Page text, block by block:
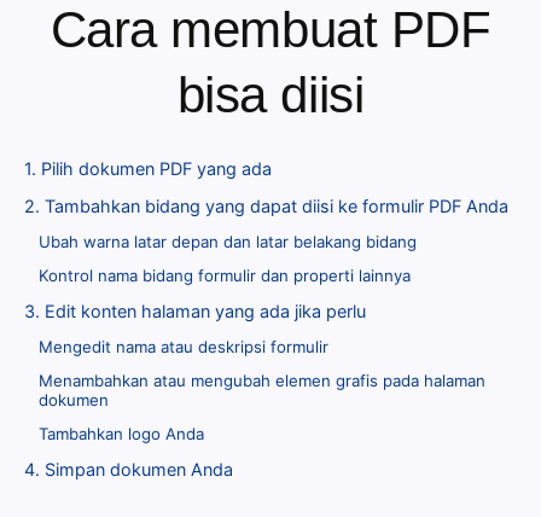
Cara membuat PDF
bisa diisi
1. Pilih dokumen PDF yang ada
2. Tambahkan bidang yang dapat diisi ke formulir PDF Anda
Ubah warna latar depan dan latar belakang bidang
Kontrol nama bidang formulir dan properti lainnya
3. Edit konten halaman yang ada jika perlu
Mengedit nama atau deskripsi formulir
Menambahkan atau mengubah elemen grafis pada halaman
dokumen
Tambahkan logo Anda
4. Simpan dokumen Anda